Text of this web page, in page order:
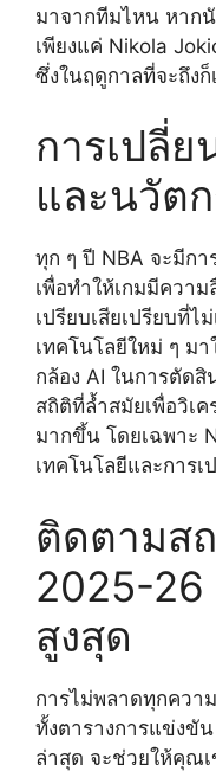
มาจากทีมไหน หาก
เพียงแค่ Nikola
ซึ่งในฤดูกาลที่จะถึง
การเปลี่
และนวัต
ทุก ๆ ปี NBA จะมีก
เพื่อทำให้เกมมีควา
เปรียบเสียเปรียบที่ไ
เทคโนโลยีใหม่ ๆ ม
กล้อง AI ในการตัดสิ
สถิติที่ล้ำสมัยเพื่อวิเ
มากขึ้น โดยเฉพาะ
เทคโนโลยีและการเ
ติดตามส
2025-26
สูงสุด
การไม่พลาดทุกควา
ทั้งตารางการแข่งขั
ล่าสุด จะช่วยให้คุณ